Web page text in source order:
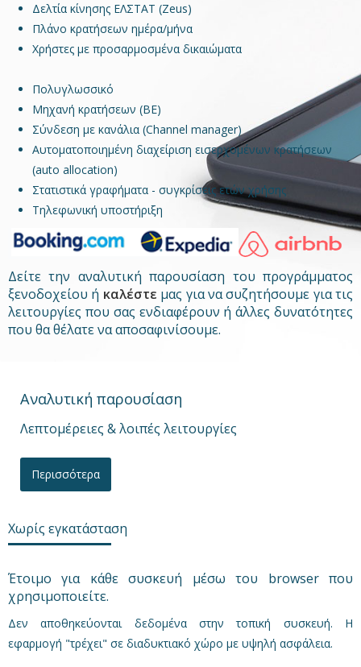
Δελτία κίνησης ΕΛΣΤΑΤ (Zeus)
Πλάνο κρατήσεων ημέρα/μήνα
Χρήστες με προσαρμοσμένα δικαιώματα
Πολυγλωσσικό
Μηχανή κρατήσεων (BE)
Σύνδεση με κανάλια (Channel manager)
Αυτοματοποιημένη διαχείριση εισερχομένων κρατήσεων
(auto allocation)
Στατιστικά γραφήματα - συγκρίσεις ετών χρήσης
Τηλεφωνική υποστήριξη
Δείτε την αναλυτική παρουσίαση του προγράμματος
ξενοδοχείου ή καλέστε μας για να συζητήσουμε για τις
λειτουργίες που σας ενδιαφέρουν ή άλλες δυνατότητες
που θα θέλατε να αποσαφινίσουμε.
Αναλυτική παρουσίαση
Λεπτομέρειες & λοιπές λειτουργίες
Περισσότερα
Χωρίς εγκατάσταση
Έτοιμο για κάθε συσκευή μέσω του browser που
χρησιμοποιείτε.
Δεν αποθηκεύονται δεδομένα στην τοπική συσκευή. Η
εφαρμογή "τρέχει" σε διαδυκτιακό χώρο με υψηλή ασφάλεια.